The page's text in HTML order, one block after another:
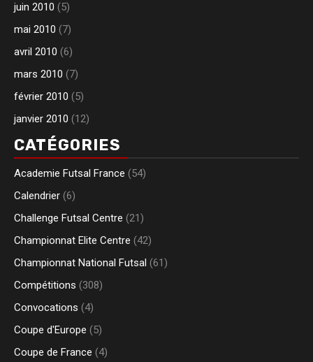
juin 2010 (5)
mai 2010 (7)
avril 2010 (6)
mars 2010 (7)
février 2010 (5)
janvier 2010 (12)
CATÉGORIES
Academie Futsal France (54)
Calendrier (6)
Challenge Futsal Centre (21)
Championnat Elite Centre (42)
Championnat National Futsal (61)
Compétitions (308)
Convocations (4)
Coupe d'Europe (5)
Coupe de France (4)